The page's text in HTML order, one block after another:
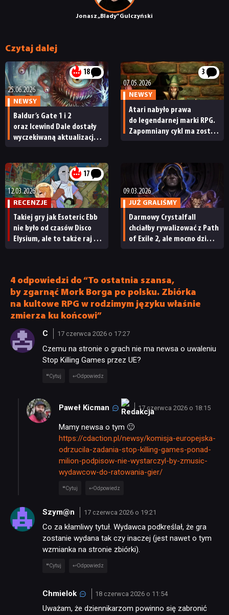
Jonasz „Blady” Gulczyński
Czytaj dalej
18
25.06.2026
NEWSY
Baldur’s Gate 1 i 2
oraz Icewind Dale dostały
wyczekiwaną aktualizację.
oraz coś dla graczy
mobilnych
3
07.05.2026
NEWSY
Atari nabyło prawa
do legendarnej marki RPG.
Zapomniany cykl ma zostać
17
12.03.2026
RECENZJE
Takiej gry jak Esoteric Ebb
nie było od czasów Disco
Elysium, ale to także raj dla
09.03.2026
JUŻ GRALIŚMY
Darmowy Crystalfall
chciałby rywalizować z Path
of Exile 2, ale mocno dziwią
4 odpowiedzi do “To ostatnia szansa,
by zgarnąć Mork Borga po polsku. Zbiórka
na kultowe RPG w rodzimym języku właśnie
zmierza ku końcowi”
C 17 czerwca 2026 o 17:27
Czemu na stronie o grach nie ma newsa o uwaleniu
Stop Killing Games przez UE?
Cytuj Odpowiedz
Paweł Kicman 17 czerwca 2026 o 18:15
Mamy newsa o tym 🙂
https://cdaction.pl/newsy/komisja-europejska-
odrzucila-zadania-stop-killing-games-ponad-
milion-podpisow-nie-wystarczyl-by-zmusic-
wydawcow-do-ratowania-gier/
Cytuj Odpowiedz
Szym@n 17 czerwca 2026 o 19:21
Co za kłamliwy tytuł. Wydawca podkreślał, że gra
zostanie wydana tak czy inaczej (jest nawet o tym
wzmianka na stronie zbiórki).
Cytuj Odpowiedz
Chmielok 18 czerwca 2026 o 11:54
Uważam, że dziennikarzom powinno się zabronić